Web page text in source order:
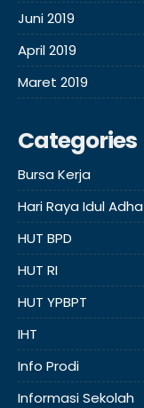
Juni 2019
April 2019
Maret 2019
Categories
Bursa Kerja
Hari Raya Idul Adha
HUT BPD
HUT RI
HUT YPBPT
IHT
Info Prodi
Informasi Sekolah